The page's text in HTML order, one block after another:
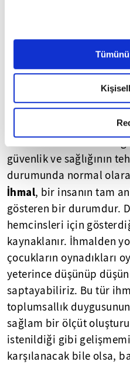
belirleyebilirsiniz.
Ayarlar butonuna
Metnimizi ziyaret
6698 sayılı Kişisel Verilerin
okumak ve sitemizi
gerçekleştirilen veri işleme
detaylı bilgi almak için
TOPLUMSALLIK
Kitabın birinci bölüm,
Yaşama Hazırlık
" ile ilgili
Adler, insanı tanıma
çarpıcı gerçekler öne
"Gerekli titizlik ve özen
güvenlik ve sağlığının
durumunda normal
İhmal, bir insanın tam
gösteren bir durumdur.
hemcinsleri için
kaynaklanır. İhmalden
çocukların oynadıkları
yeterince düşünüp
saptayabiliriz. Bu tür
toplumsallık
sağlam bir ölçüt
istenildiği gibi
karşılanacak bile olsa,